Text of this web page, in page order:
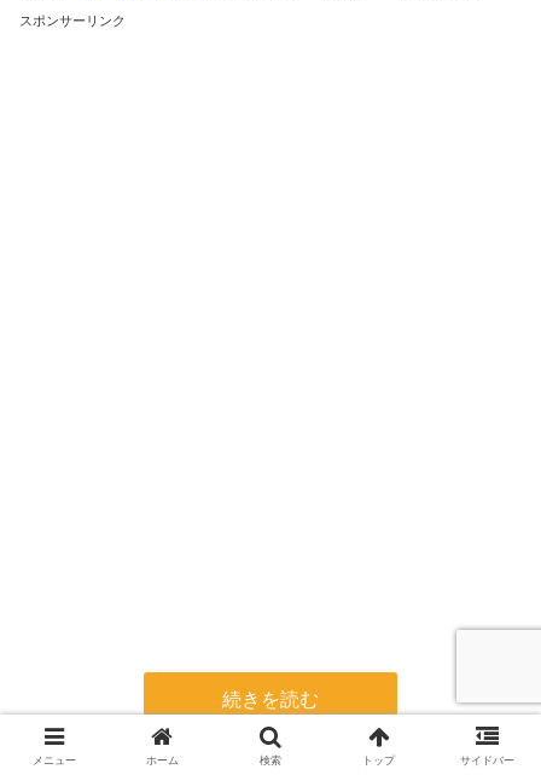
スポンサーリンク
続きを読む
メニュー ホーム 検索 トップ サイドバー